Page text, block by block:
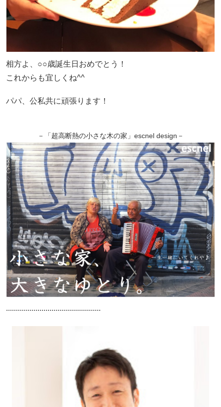
相方よ、○○歳誕生日おめでとう！
これからも宜しくね^^
パパ、公私共に頑張ります！
－「超高断熱の小さな木の家」escnel design－
................................................